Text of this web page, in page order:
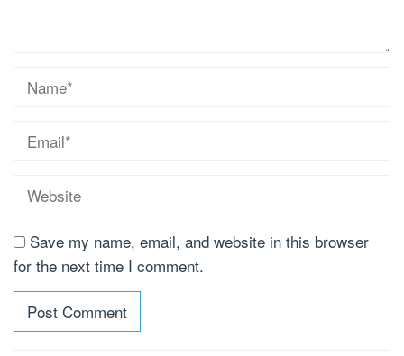
Save my name, email, and website in this browser
for the next time I comment.